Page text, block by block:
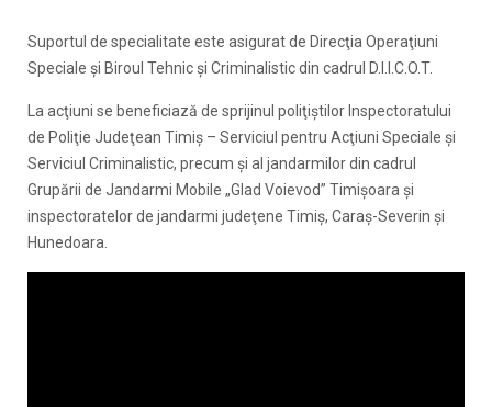
Suportul de specialitate este asigurat de Direcţia Operaţiuni
Speciale şi Biroul Tehnic şi Criminalistic din cadrul D.I.I.C.O.T.
La acţiuni se beneficiază de sprijinul poliţiştilor Inspectoratului
de Poliţie Judeţean Timiş – Serviciul pentru Acţiuni Speciale şi
Serviciul Criminalistic, precum şi al jandarmilor din cadrul
Grupării de Jandarmi Mobile „Glad Voievod” Timişoara şi
inspectoratelor de jandarmi judeţene Timiş, Caraş-Severin şi
Hunedoara.